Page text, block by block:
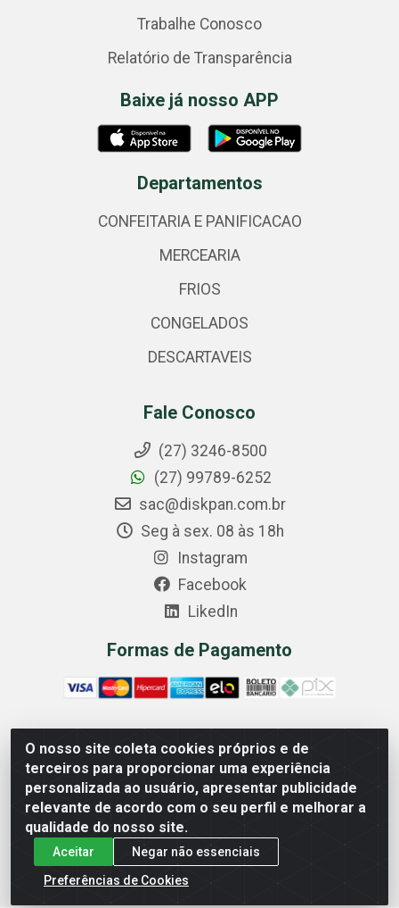
O nosso site coleta cookies próprios e de
terceiros para proporcionar uma experiência
personalizada ao usuário, apresentar publicidade
relevante de acordo com o seu perfil e melhorar a
qualidade do nosso site.
Aceitar
Negar não essenciais
Preferências de Cookies
Trabalhe Conosco
Relatório de Transparência
Baixe já nosso APP
Departamentos
CONFEITARIA E PANIFICACAO
MERCEARIA
FRIOS
CONGELADOS
DESCARTAVEIS
Fale Conosco
(27) 3246-8500
(27) 99789-6252
sac@diskpan.com.br
Seg à sex. 08 às 18h
Instagram
Facebook
LikedIn
Formas de Pagamento
Comercial Diskpan Ltda - Av. Fernando Antonio, 1911 -
Sotelandia, Cariacica/ES - CEP 29140-669 - CNPJ
02.691.482/0001-07